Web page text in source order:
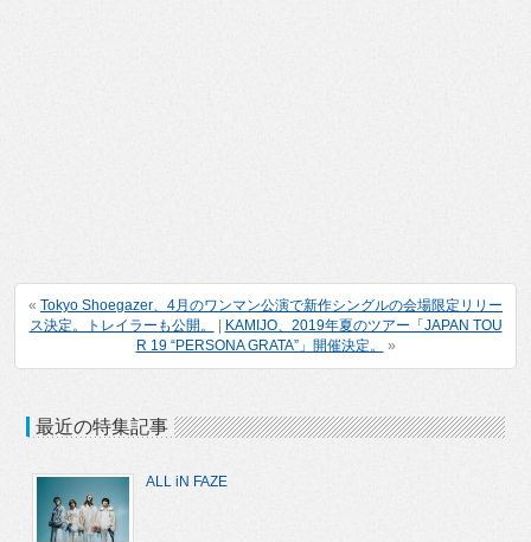
« Tokyo Shoegazer、4月のワンマン公演で新作シングルの会場限定リリー
ス決定。トレイラーも公開。
| KAMIJO、2019年夏のツアー「JAPAN TOU
R 19 “PERSONA GRATA”」開催決定。
»
最近の特集記事
ALL iN FAZE